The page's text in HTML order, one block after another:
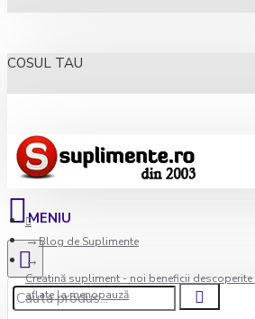
COSUL TAU
Blog de Suplimente
Creatină supliment - noi beneficii
aflate la menopauză